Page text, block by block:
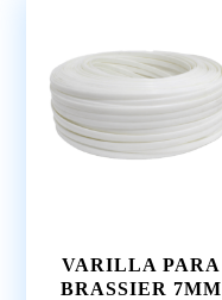
VARILLA PARA
BRASSIER 7MM